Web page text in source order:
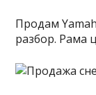
Продам
разбор. Рама